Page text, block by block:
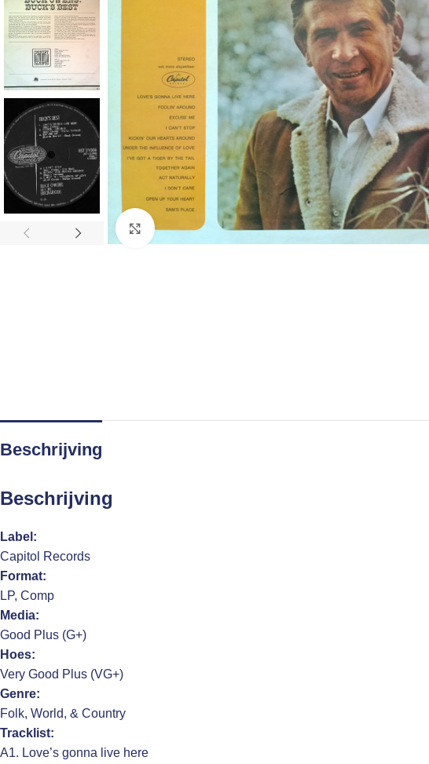
Click to enlarge
Beschrijving
Beschrijving
Label:
Capitol Records
Format:
LP, Comp
Media:
Good Plus (G+)
Hoes:
Very Good Plus (VG+)
Genre:
Folk, World, & Country
Tracklist:
A1. Love’s gonna live here